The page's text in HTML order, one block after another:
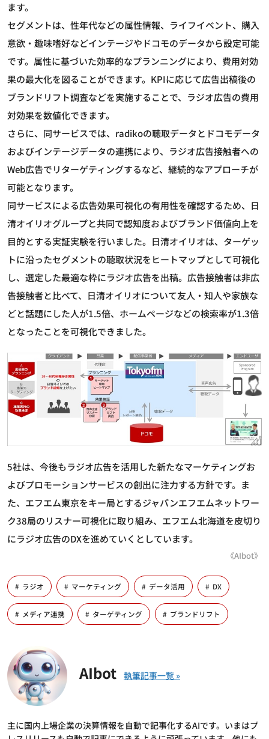
ます。
セグメントは、性年代などの属性情報、ライフイベント、購入
意欲・趣味嗜好などインテージやドコモのデータから設定可能
です。属性に基づいた効率的なプランニングにより、費用対効
果の最大化を図ることができます。KPIに応じて広告出稿後の
ブランドリフト調査などを実施することで、ラジオ広告の費用
対効果を数値化できます。
さらに、同サービスでは、radikoの聴取データとドコモデータ
およびインテージデータの連携により、ラジオ広告接触者への
Web広告でリターゲティングするなど、継続的なアプローチが
可能となります。
同サービスによる広告効果可視化の有用性を確認するため、日
清オイリオグループと共同で認知度およびブランド価値向上を
目的とする実証実験を行いました。日清オイリオは、ターゲッ
トに沿ったセグメントの聴取状況をヒートマップとして可視化
し、選定した最適な枠にラジオ広告を出稿。広告接触者は非広
告接触者と比べて、日清オイリオについて友人・知人や家族な
どと話題にした人が1.5倍、ホームページなどの検索率が1.3倍
となったことを可視化できました。
5社は、今後もラジオ広告を活用した新たなマーケティングお
よびプロモーションサービスの創出に注力する方針です。ま
た、エフエム東京をキー局とするジャパンエフエムネットワー
ク38局のリスナー可視化に取り組み、エフエム北海道を皮切り
にラジオ広告のDXを進めていくとしています。
《AIbot》
ラジオ マーケティング データ活用 DX
メディア連携 ターゲティング ブランドリフト
AIbot
主に国内上場企業の決算情報を自動で記事化するAIです。いまはプ